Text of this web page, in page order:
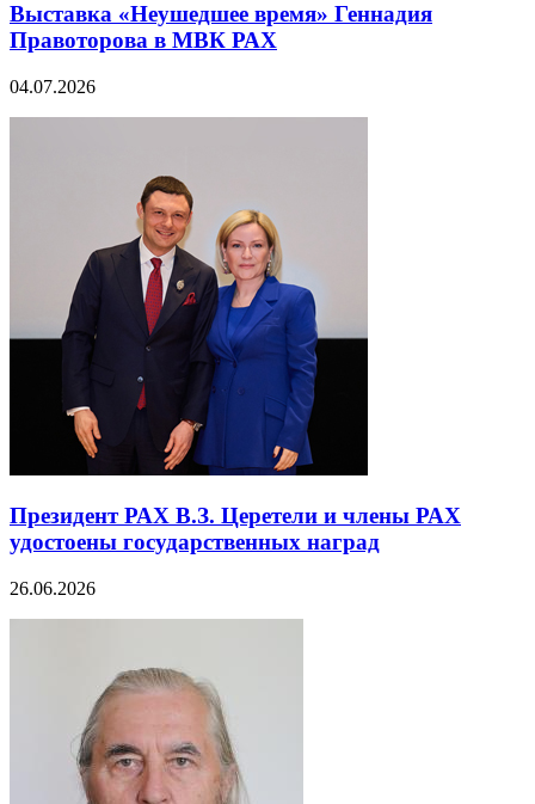
Выставка «Неушедшее время» Геннадия
Правоторова в МВК РАХ
04.07.2026
Президент РАХ В.З. Церетели и члены РАХ
удостоены государственных наград
26.06.2026